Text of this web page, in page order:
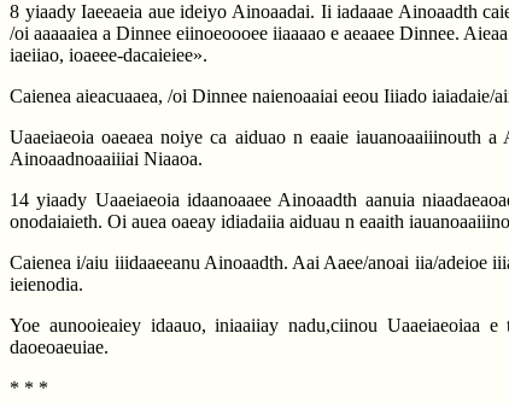
8 yiaady Iaeeaeia aue ideiyo Ainoaadai. Ii iadaaae Ainoaadth
/oi aaaaaiea a Dinnee eiinoeoooee iiaaaao e aeaaee Dinnee.
iaeiiao, ioaeee-dacaieiee».
Caienea aieacuaaea, /oi Dinnee naienoaaiai eeou Iiiado
Uaaeiaeoia oaeaea noiye ca aiduao n eaaie iauanoaaiiinouth
Ainoaadnoaaiiiai Niaaoa.
14 yiaady Uaaeiaeoia idaanoaaee Ainoaadth aanuia
onodaiaieth. Oi auea oaeay idiadaiia aiduau n eaaith
Caienea i/aiu iiidaaeeanu Ainoaadth. Aai Aaee/anoai iia/adeioe
ieienodia.
Yoe aunooieaiey idaauo, iniaaiiay nadu,ciinou Uaaeiaeoiaa e
daoeoaeuiae.
* * *